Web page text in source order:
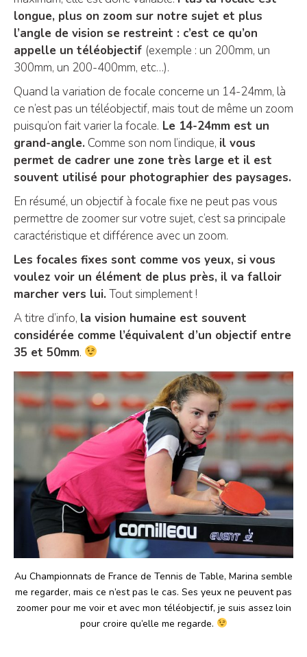
longue, plus on zoom sur notre sujet et plus
l’angle de vision se restreint : c’est ce qu’on
appelle un téléobjectif (exemple : un 200mm, un
300mm, un 200-400mm, etc…).
Quand la variation de focale concerne un 14-24mm, là
ce n’est pas un téléobjectif, mais tout de même un zoom
puisqu’on fait varier la focale. Le 14-24mm est un
grand-angle. Comme son nom l’indique, il vous
permet de cadrer une zone très large et il est
souvent utilisé pour photographier des paysages.
En résumé, un objectif à focale fixe ne peut pas vous
permettre de zoomer sur votre sujet, c’est sa principale
caractéristique et différence avec un zoom.
Les focales fixes sont comme vos yeux, si vous
voulez voir un élément de plus près, il va falloir
marcher vers lui. Tout simplement !
A titre d’info, la vision humaine est souvent
considérée comme l’équivalent d’un objectif entre
35 et 50mm.
Au Championnats de France de Tennis de Table, Marina semble
me regarder, mais ce n’est pas le cas. Ses yeux ne peuvent pas
zoomer pour me voir et avec mon téléobjectif, je suis assez loin
pour croire qu’elle me regarde.